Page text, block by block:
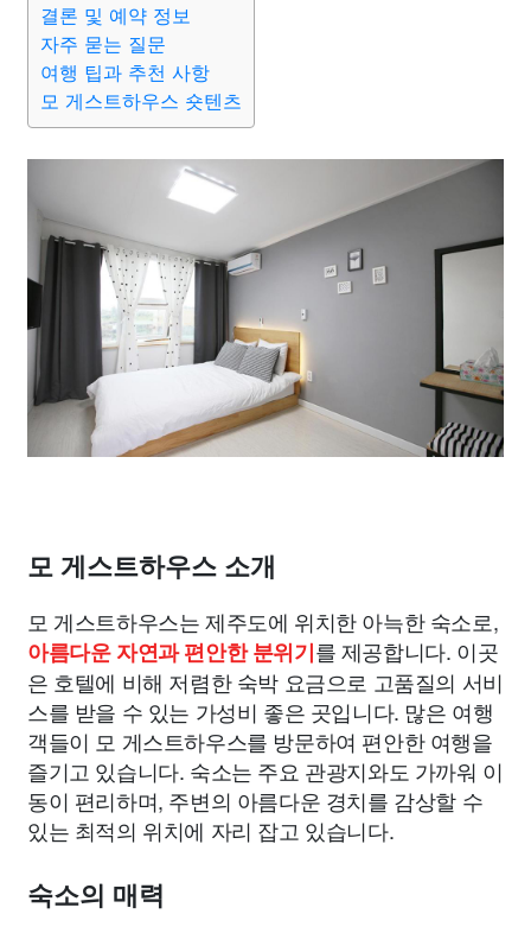
결론 및 예약 정보
자주 묻는 질문
여행 팁과 추천 사항
모 게스트하우스 숏텐츠
모 게스트하우스 소개
모 게스트하우스는 제주도에 위치한 아늑한 숙소로,
아름다운 자연과 편안한 분위기를 제공합니다. 이곳
은 호텔에 비해 저렴한 숙박 요금으로 고품질의 서비
스를 받을 수 있는 가성비 좋은 곳입니다. 많은 여행
객들이 모 게스트하우스를 방문하여 편안한 여행을
즐기고 있습니다. 숙소는 주요 관광지와도 가까워 이
동이 편리하며, 주변의 아름다운 경치를 감상할 수
있는 최적의 위치에 자리 잡고 있습니다.
숙소의 매력